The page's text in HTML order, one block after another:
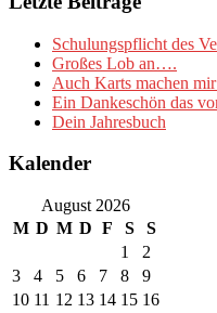
Schulungspflicht des
Großes Lob an….
Auch Karts machen
Ein Dankeschön das
Dein Jahresbuch
Kalender
August 2026
M D M D F S
S
1
2
3
4 5 6 7 8
9
10 11 12 13 14 15 16